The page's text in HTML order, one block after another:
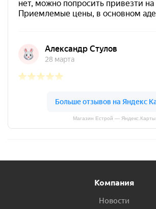
Магазин Естрой — Яндекс.Карты
Компания
Новости